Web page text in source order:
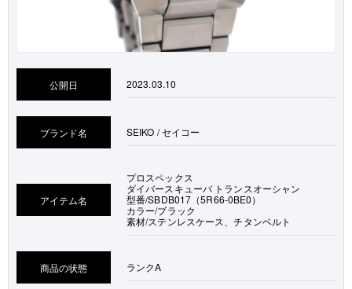
公開日 2023.03.10
ブランド名 SEIKO / セイコー
アイテム名
プロスペックス
ダイバースキューバ トランスオーシャン
型番/SBDB017（5R66-0BE0）
カラー/ブラック
素材/ステンレスケース、チタンベルト
商品の状態 ランクA